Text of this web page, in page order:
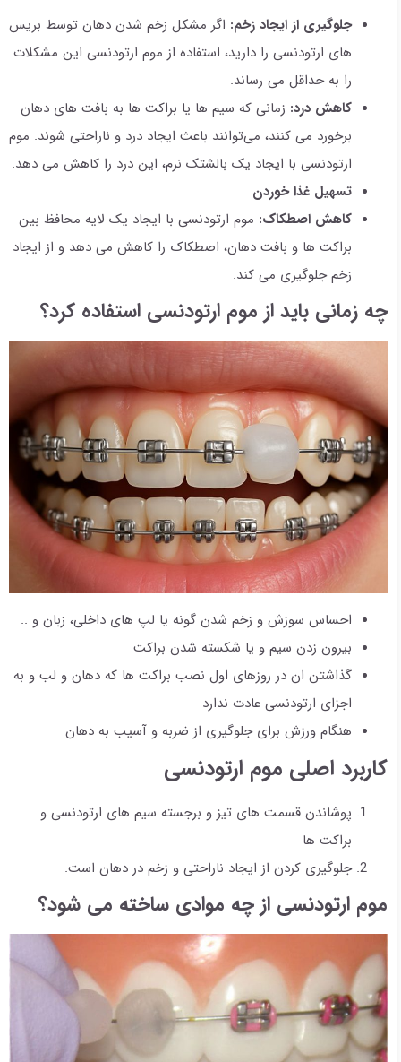
جلوگیری از ایجاد زخم: اگر مشکل زخم شدن دهان توسط بریس
های ارتودنسی را دارید، استفاده از موم ارتودنسی این مشکلات
را به حداقل می رساند.
کاهش درد: زمانی که سیم ها یا براکت ها به بافت های دهان
برخورد می کنند، می‌توانند باعث ایجاد درد و ناراحتی شوند. موم
ارتودنسی با ایجاد یک بالشتک نرم، این درد را کاهش می دهد.
تسهیل غذا خوردن
کاهش اصطکاک: موم ارتودنسی با ایجاد یک لایه محافظ بین
براکت ها و بافت دهان، اصطکاک را کاهش می دهد و از ایجاد
زخم جلوگیری می کند.
چه زمانی باید از موم ارتودنسی استفاده کرد؟
احساس سوزش و زخم شدن گونه یا لپ های داخلی، زبان و ..
بیرون زدن سیم و یا شکسته شدن براکت
گذاشتن ان در روزهای اول نصب براکت ها که دهان و لب و به
اجزای ارتودنسی عادت ندارد
هنگام ورزش برای جلوگیری از ضربه و آسیب به دهان
کاربرد اصلی موم ارتودنسی
پوشاندن قسمت های تیز و برجسته سیم های ارتودنسی و
براکت ها
جلوگیری کردن از ایجاد ناراحتی و زخم در دهان است.
موم ارتودنسی از چه موادی ساخته می شود؟